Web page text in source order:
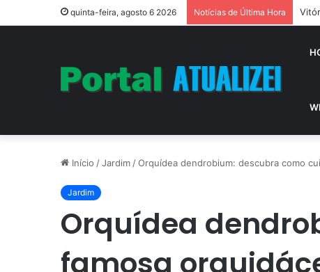
quinta-feira, agosto 6 2026 Notícias de Última Hora
Início /Jardim /Orquídea dendrobium: descubra como
Jardim
Orquídea
famosa